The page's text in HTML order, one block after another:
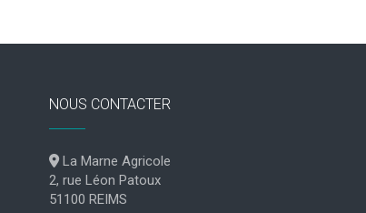
NOUS CONTACTER
La Marne Agricole
2, rue Léon Patoux
51100 REIMS